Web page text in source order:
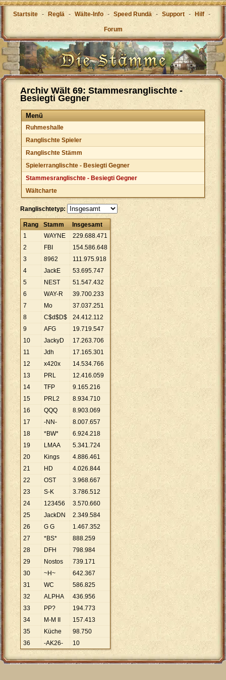
Startsite - Reglä - Wälte-Info - Speed Rundä - Support - Hilf -
Forum
Archiv Wält 69: Stammesranglischte -
Besiegti Gegner
Menü
Ruhmeshalle
Ranglischte Spieler
Ranglischte Stämm
Spielerranglischte - Besiegti Gegner
Stammesranglischte - Besiegti Gegner
Wältcharte
Ranglischtetyp:
Rang Stamm
Insgesamt
1
WAYNE 229.688.471
2
FBI 154.586.648
3
8962 111.975.918
4
JackE 53.695.747
5
NEST 51.547.432
6
WAY-R 39.700.233
7
Mo 37.037.251
8
C$d$D$ 24.412.112
9
AFG 19.719.547
10
JackyD 17.263.706
11
Jdh 17.165.301
12
x420x 14.534.766
13
PRL 12.416.059
14
TFP 9.165.216
15
PRL2 8.934.710
16
QQQ 8.903.069
17
-NN- 8.007.657
18
*BW* 6.924.218
19
LMAA 5.341.724
20
Kings 4.886.461
21
HD 4.026.844
22
OST 3.968.667
23
S-K 3.786.512
24
123456 3.570.660
25
JackDN 2.349.584
26
G G 1.467.352
27
*BS* 888.259
28
DFH 798.984
29
Nostos 739.171
30
~H~ 642.367
31
WC 586.825
32
ALPHA 436.956
33
PP? 194.773
34
M-M II 157.413
35
Küche 98.750
36
-AK26- 10